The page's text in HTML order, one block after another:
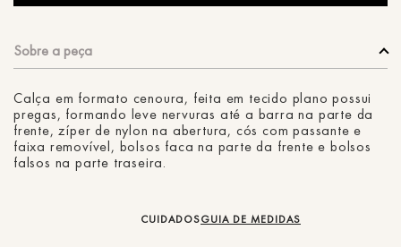
Calça em formato cenoura, feita em tecido plano possui
pregas, formando leve nervuras até a barra na parte da
frente, zíper de nylon na abertura, cós com passante e
faixa removível, bolsos faca na parte da frente e bolsos
falsos na parte traseira.
CUIDADOSGUIA DE MEDIDAS